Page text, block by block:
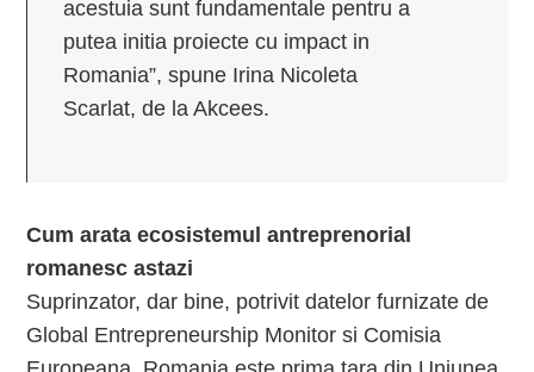
acestuia sunt fundamentale pentru a
putea initia proiecte cu impact in
Romania”, spune Irina Nicoleta
Scarlat, de la Akcees.
Cum arata ecosistemul antreprenorial
romanesc astazi
Suprinzator, dar bine, potrivit datelor furnizate de
Global Entrepreneurship Monitor si Comisia